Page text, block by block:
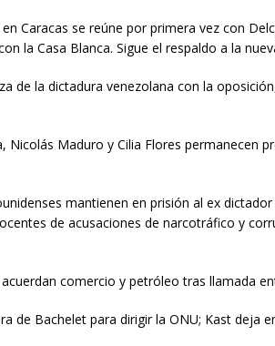
Caracas se reúne por primera vez con
la Casa Blanca. Sigue el respaldo a la
de la dictadura venezolana con la
Nicolás Maduro y Cilia Flores permanecen
mantienen en prisión al ex
de acusaciones de narcotráfico y
comercio y petróleo tras llamada
de Bachelet para dirigir la ONU; Kast deja